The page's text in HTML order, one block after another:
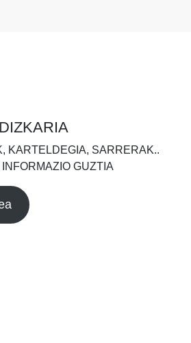
KARTELDEGIA, SARRERAK..
GUZTIA